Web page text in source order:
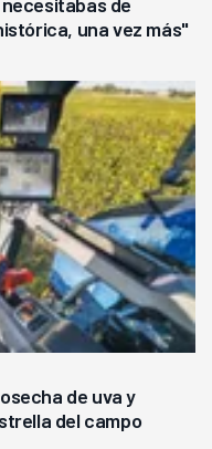
una vez más"
de uva y
del campo